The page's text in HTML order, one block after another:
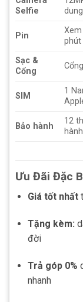
Selfie
Pin
phút
Sạc &
Cổng
SIM
1
Bảo hành
12
Ưu Đãi Đặc
Giá tốt nhất
Tặng kèm:
đời
Trả góp 0%
nhanh